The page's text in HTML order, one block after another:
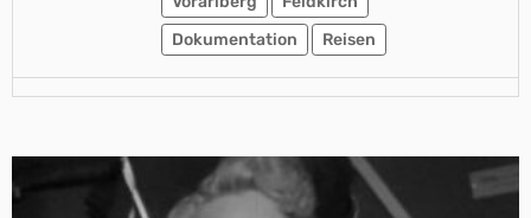
Dokumentation
Reisen